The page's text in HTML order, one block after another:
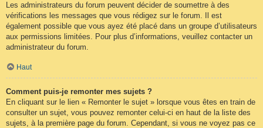
Les administrateurs du forum peuvent décider de soumettre à des
vérifications les messages que vous rédigez sur le forum. Il est
également possible que vous ayez été placé dans un groupe d’utilisateurs
aux permissions limitées. Pour plus d’informations, veuillez contacter un
administrateur du forum.
Haut
Comment puis-je remonter mes sujets ?
En cliquant sur le lien « Remonter le sujet » lorsque vous êtes en train de
consulter un sujet, vous pouvez remonter celui-ci en haut de la liste des
sujets, à la première page du forum. Cependant, si vous ne voyez pas ce